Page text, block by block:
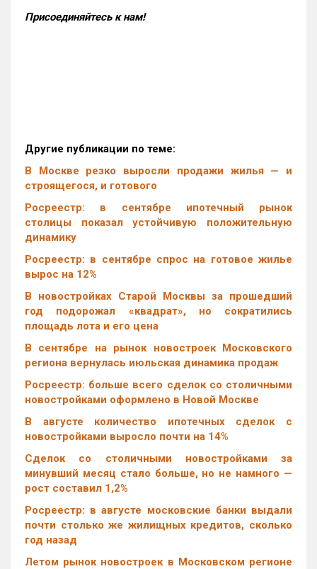
Присоединяйтесь к нам!
Другие публикации по теме:
В Москве резко выросли продажи жилья — и
строящегося, и готового
Росреестр: в сентябре ипотечный рынок
столицы показал устойчивую положительную
динамику
Росреестр: в сентябре спрос на готовое жилье
вырос на 12%
В новостройках Старой Москвы за прошедший
год подорожал «квадрат», но сократились
площадь лота и его цена
В сентябре на рынок новостроек Московского
региона вернулась июльская динамика продаж
Росреестр: больше всего сделок со столичными
новостройками оформлено в Новой Москве
В августе количество ипотечных сделок с
новостройками выросло почти на 14%
Cделок со столичными новостройками за
минувший месяц стало больше, но не намного —
рост составил 1,2%
Росреестр: в августе московские банки выдали
почти столько же жилищных кредитов, сколько
год назад
Летом рынок новостроек в Московском регионе